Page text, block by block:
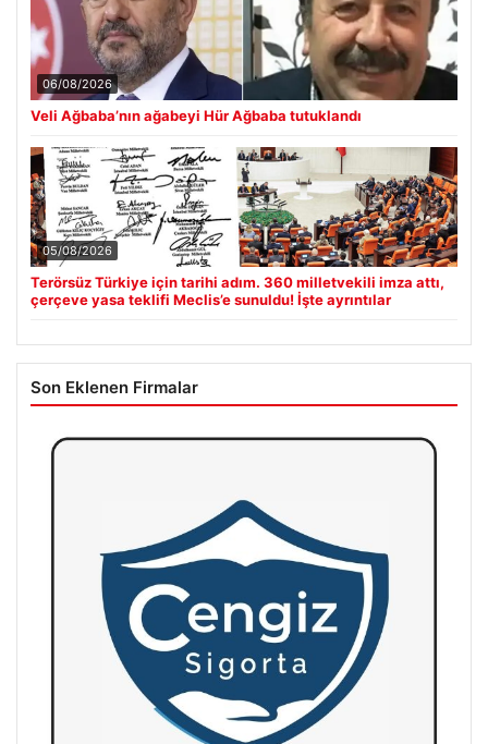
06/08/2026
Veli Ağbaba’nın ağabeyi Hür Ağbaba tutuklandı
05/08/2026
Terörsüz Türkiye için tarihi adım. 360 milletvekili imza attı,
çerçeve yasa teklifi Meclis’e sunuldu! İşte ayrıntılar
Son Eklenen Firmalar